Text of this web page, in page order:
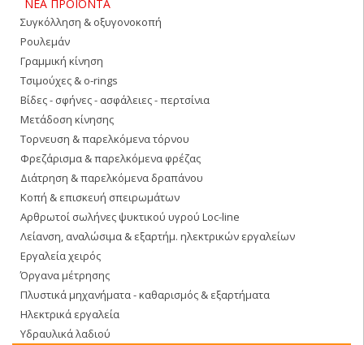
ΝΕΑ ΠΡΟΪΟΝΤΑ
Συγκόλληση & οξυγονοκοπή
Ρουλεμάν
Γραμμική κίνηση
Τσιμούχες & o-rings
Βίδες - σφήνες - ασφάλειες - περτσίνια
Μετάδοση κίνησης
Τορνευση & παρελκόμενα τόρνου
Φρεζάρισμα & παρελκόμενα φρέζας
Διάτρηση & παρελκόμενα δραπάνου
Κοπή & επισκευή σπειρωμάτων
Αρθρωτοί σωλήνες ψυκτικού υγρού Loc-line
Λείανση, αναλώσιμα & εξαρτήμ. ηλεκτρικών εργαλείων
Εργαλεία χειρός
Όργανα μέτρησης
Πλυστικά μηχανήματα - καθαρισμός & εξαρτήματα
Ηλεκτρικά εργαλεία
Υδραυλικά λαδιού